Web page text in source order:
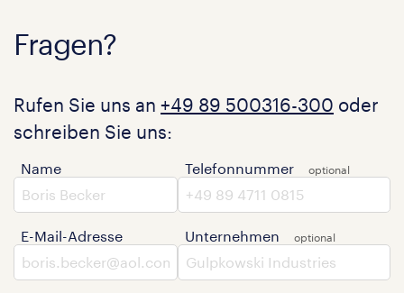
Fragen?
Rufen Sie uns an +49 89 500316-300 oder
schreiben Sie uns:
Name
E-Mail-Adresse
Telefonnummer
Unternehmen